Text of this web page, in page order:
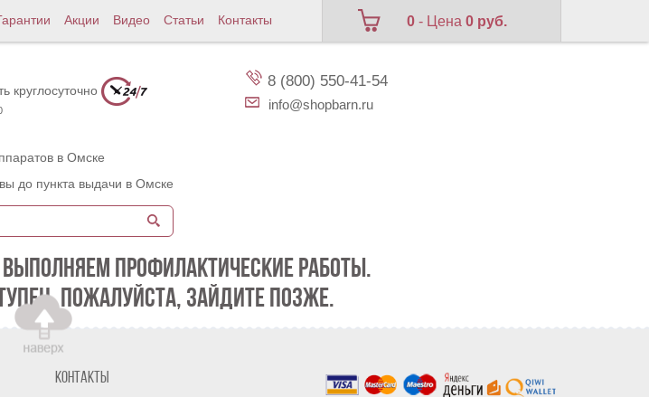
Акции Видео Статьи Контакты 0 - Цена0 руб.
круглосуточно
в Омске
до пункта выдачи в Омске
8 (800) 550-41-54
info@shopbarn.ru
ПРОФИЛАКТИЧЕСКИЕ РАБОТЫ.
ПОЖАЛУЙСТА, ЗАЙДИТЕ ПОЗЖЕ.
Контакты